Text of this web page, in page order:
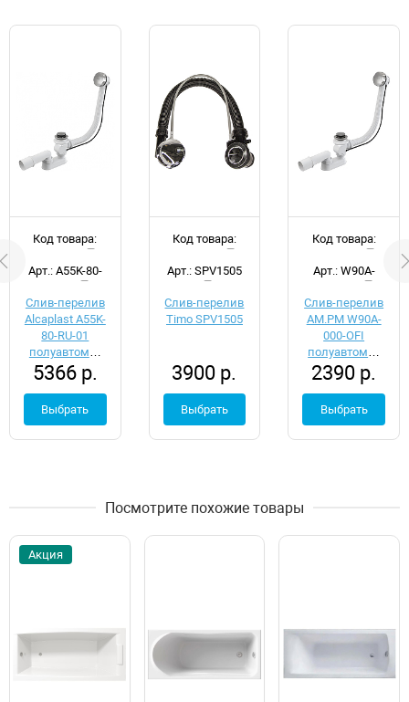
Код товара:
Арт.: A55K-80-
Слив-перелив
Alcaplast A55K-
80-RU-01
полуавтомат
Хром
5366 р.
Выбрать
Код товара:
Арт.: SPV1505
Слив-перелив
Timo SPV1505
3900 р.
Выбрать
Код товара:
Арт.: W90A-
Слив-перелив
AM.PM W90A-
000-OFI
полуавтомат
Хром
2390 р.
Выбрать
Посмотрите похожие товары
Акция